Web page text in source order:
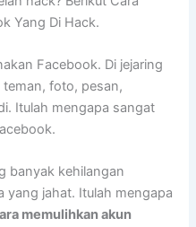
Yang Di Hack.
Facebook. Di jejaring
teman, foto, pesan,
Itulah mengapa sangat
banyak kehilangan
yang jahat. Itulah mengapa
memulihkan akun